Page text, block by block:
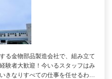
る金物部品製造会社で、組み立て
験者大歓迎！今いるスタッフはみ
きなりすべての仕事を任せるわ…